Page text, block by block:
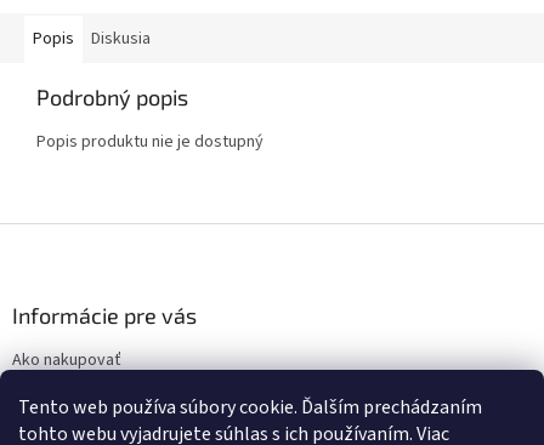
Tento web používa súbory cookie. Ďalším prechádzaním
tohto webu vyjadrujete súhlas s ich používaním. Viac
Popis Diskusia
Podrobný popis
Popis produktu nie je dostupný
i
Informácie pre vás
Ako nakupovať
Podmienky ochrany osobných údajov